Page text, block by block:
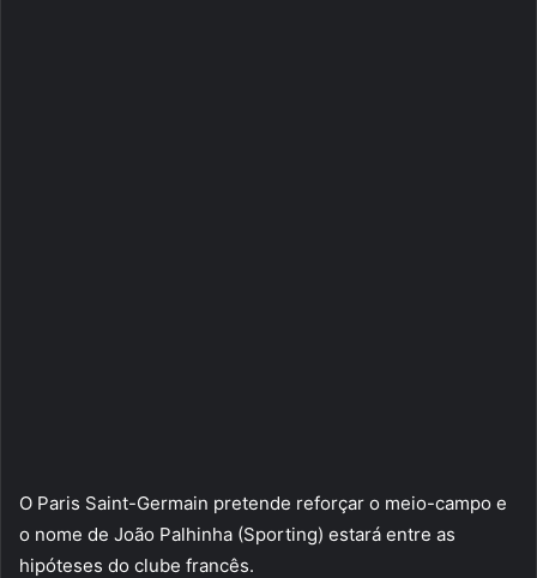
O Paris Saint-Germain pretende reforçar o meio-campo e
o nome de João Palhinha (Sporting) estará entre as
hipóteses do clube francês.